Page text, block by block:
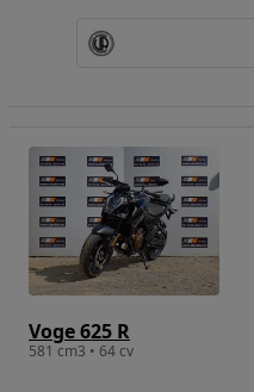
Voge 625 R
581 cm3 • 64 cv